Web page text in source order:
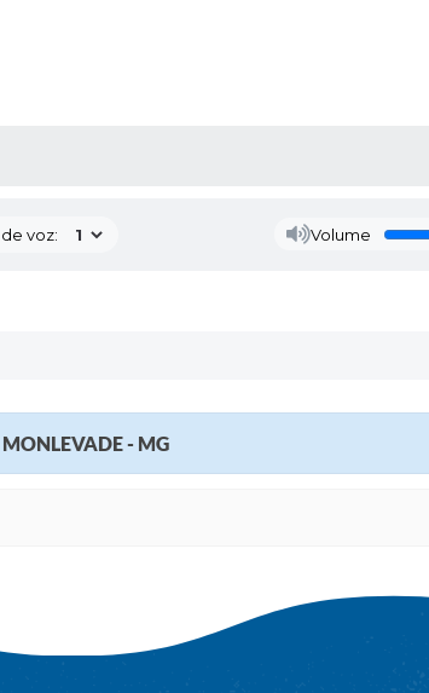
voz: Volume
- MG